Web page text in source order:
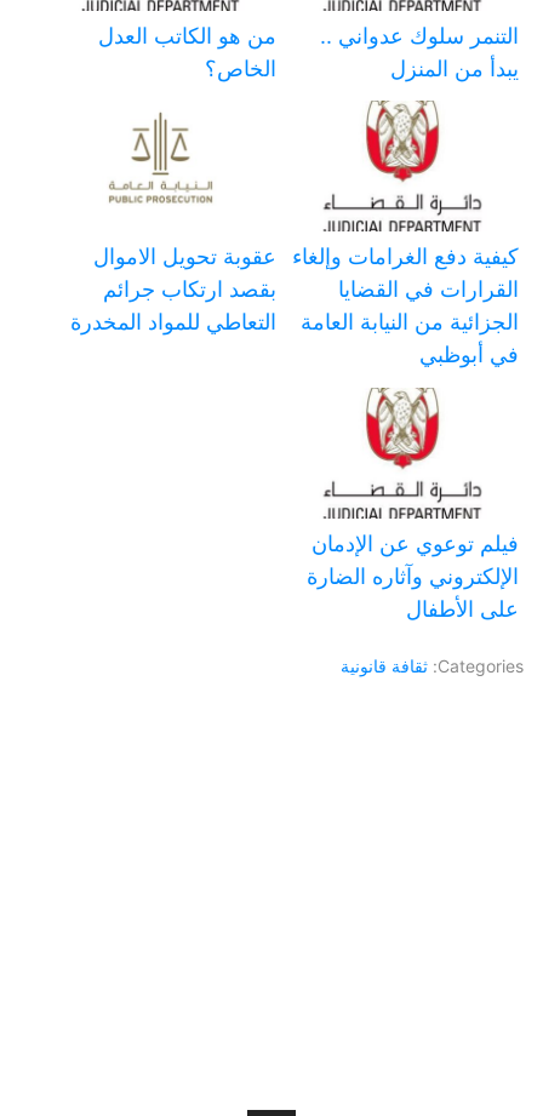
التنمر سلوك عدواني ..
يبدأ من المنزل
من هو الكاتب العدل
الخاص؟
كيفية دفع الغرامات وإلغاء
القرارات في القضايا
الجزائية من النيابة العامة
في أبوظبي
عقوبة تحويل الاموال
بقصد ارتكاب جرائم
التعاطي للمواد المخدرة
فيلم توعوي عن الإدمان
الإلكتروني وآثاره الضارة
على الأطفال
Categories: ثقافة قانونية